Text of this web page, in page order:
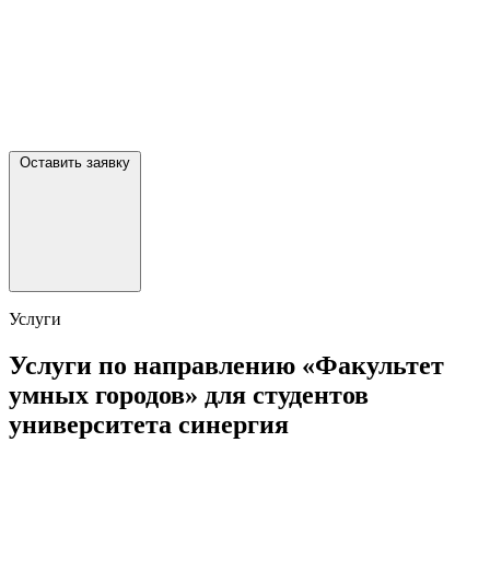
Оставить заявку
Услуги
Услуги по направлению «Факультет
умных городов» для студентов
университета синергия